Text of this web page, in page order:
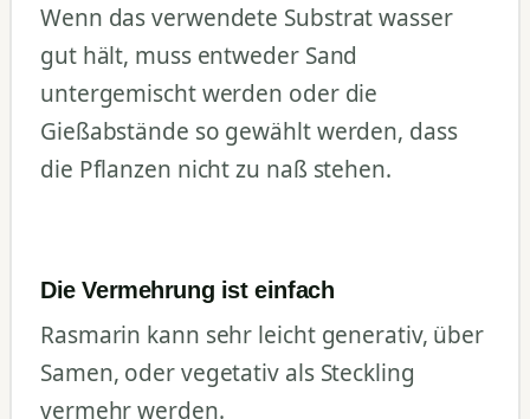
Wenn das verwendete Substrat wasser
gut hält, muss entweder Sand
untergemischt werden oder die
Gießabstände so gewählt werden, dass
die Pflanzen nicht zu naß stehen.
Die Vermehrung ist einfach
Rasmarin kann sehr leicht generativ, über
Samen, oder vegetativ als Steckling
vermehr werden.